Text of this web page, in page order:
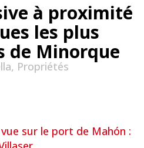
à proximité
les plus
de Minorque
, Propriétés